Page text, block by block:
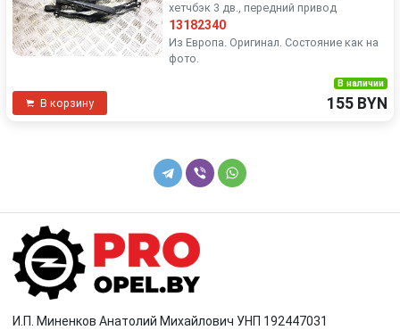
хетчбэк 3 дв., передний привод
13182340
Из Европа. Оригинал. Состояние как на
фото.
В корзину
В наличии
155 BYN
И.П. Миненков Анатолий Михайлович УНП 192447031